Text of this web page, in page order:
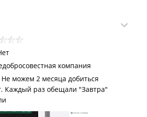
компания
Не можем 2 месяца добиться
Каждый раз обещали "Завтра"